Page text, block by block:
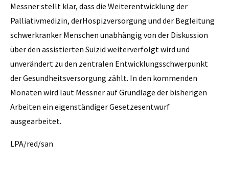
Messner stellt klar, dass die Weiterentwicklung der
Palliativmedizin, derHospizversorgung und der Begleitung
schwerkranker Menschen unabhängig von der Diskussion
über den assistierten Suizid weiterverfolgt wird und
unverändert zu den zentralen Entwicklungsschwerpunkt
der Gesundheitsversorgung zählt. In den kommenden
Monaten wird laut Messner auf Grundlage der bisherigen
Arbeiten ein eigenständiger Gesetzesentwurf
ausgearbeitet.
LPA/red/san